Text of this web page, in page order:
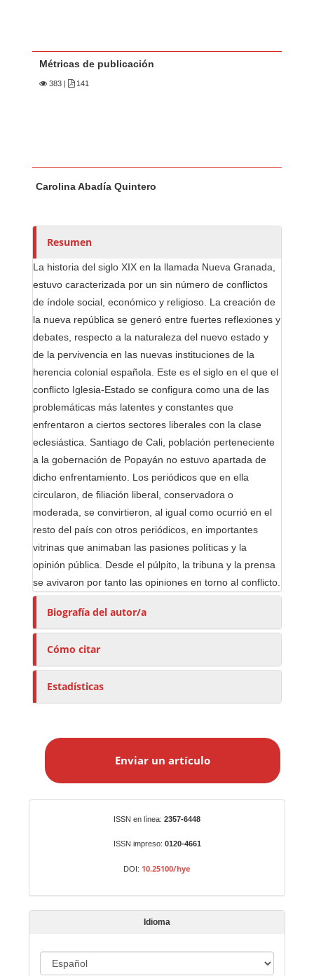
Métricas de publicación
383 | 141
u
o
e
s
/
a
s
Carolina Abadía Quintero
Resumen
La historia del siglo XIX en la llamada Nueva Granada,
estuvo caracterizada por un sin número de conflictos
de índole social, económico y religioso. La creación de
la nueva república se generó entre fuertes reflexiones y
debates, respecto a la naturaleza del nuevo estado y
de la pervivencia en las nuevas instituciones de la
herencia colonial española. Este es el siglo en el que el
conflicto Iglesia-Estado se configura como una de las
problemáticas más latentes y constantes que
enfrentaron a ciertos sectores liberales con la clase
eclesiástica. Santiago de Cali, población perteneciente
a la gobernación de Popayán no estuvo apartada de
dicho enfrentamiento. Los periódicos que en ella
circularon, de filiación liberal, conservadora o
moderada, se convirtieron, al igual como ocurrió en el
resto del país con otros periódicos, en importantes
vitrinas que animaban las pasiones políticas y la
opinión pública. Desde el púlpito, la tribuna y la prensa
se avivaron por tanto las opiniones en torno al conflicto.
Biografía del autor/a
Cómo citar
Estadísticas
a
t
í
Enviar un artículo
ISSN en línea: 2357-6448
ISSN impreso: 0120-4661
DOI: 10.25100/hye
Idioma